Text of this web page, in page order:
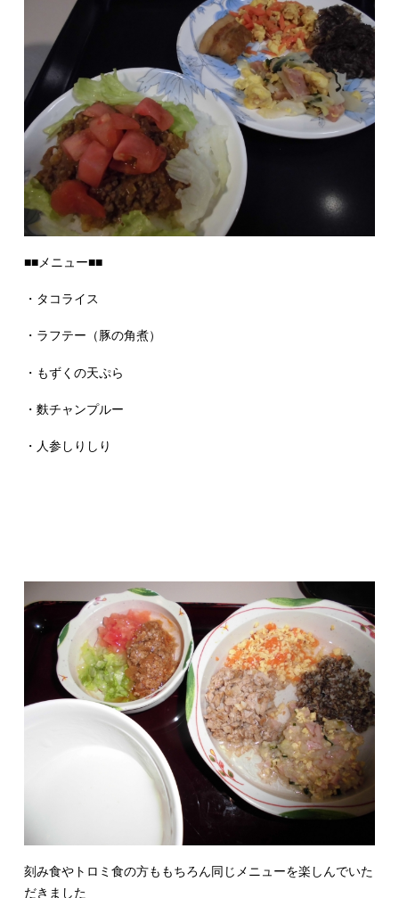
■■メニュー■■
・タコライス
・ラフテー（豚の角煮）
・もずくの天ぷら
・麩チャンプルー
・人参しりしり
刻み食やトロミ食の方ももちろん同じメニューを楽しんでいた
だきました